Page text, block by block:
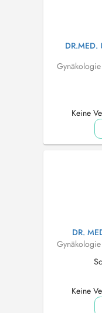
DR.MED.
Gynäkologie
Keine
DR.
Gynäkologie
Keine